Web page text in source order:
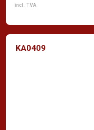
incl. TVA
KA0409